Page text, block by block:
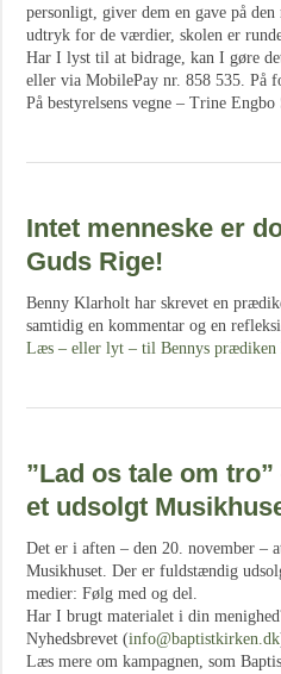
personligt, giver dem en gave på
udtryk for de værdier, skolen er
Har I lyst til at bidrage, kan I gøre
eller via MobilePay nr. 858 535. På
På bestyrelsens vegne – Trine Engbo
Intet menneske er
Guds Rige!
Benny Klarholt har skrevet en
samtidig en kommentar og en
Læs – eller lyt – til Bennys prædiken
”Lad os tale om
et udsolgt
Det er i aften – den 20. november –
Musikhuset. Der er fuldstændig
medier: Følg med og del.
Har I brugt materialet i din
Nyhedsbrevet (info@baptistkirken.dk
Læs mere om kampagnen, som